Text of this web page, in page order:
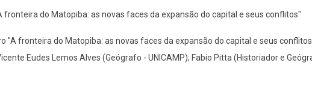
fronteira do Matopiba: as novas faces da expansão do capital e seus conflitos"
"A fronteira do Matopiba: as novas faces da expansão do capital e seus
Eudes Lemos Alves (Geógrafo - UNICAMP); Fabio Pitta (Historiador e